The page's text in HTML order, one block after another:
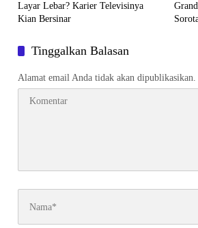
Layar Lebar? Karier Televisinya
Kian Bersinar
Tinggalkan Balasan
Alamat email Anda tidak akan dipublikasikan.